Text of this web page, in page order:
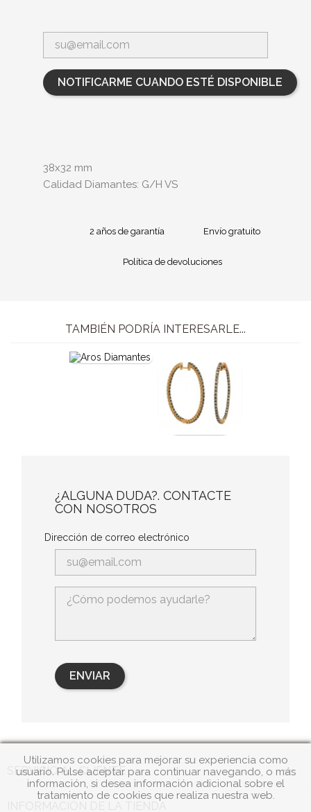
NOTIFICARME CUANDO ESTÉ DISPONIBLE
38x32 mm
Calidad Diamantes: G/H VS
2 años de garantía Envío gratuito
Política de devoluciones
TAMBIÉN PODRÍA INTERESARLE...
¿ALGUNA DUDA?. CONTACTE
CON NOSOTROS
Dirección de correo electrónico
SERVICIO AL CLIENTE 
Utilizamos cookies para mejorar su experiencia como
usuario. Pulse aceptar para continuar navegando, o más
información, si desea información adicional sobre el
tratamiento de cookies que realiza nuestra web.